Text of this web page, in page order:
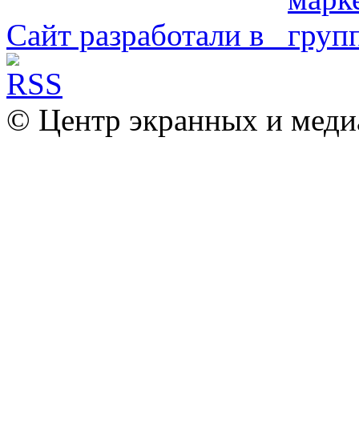
Сайт разработали в
© Центр экранных и